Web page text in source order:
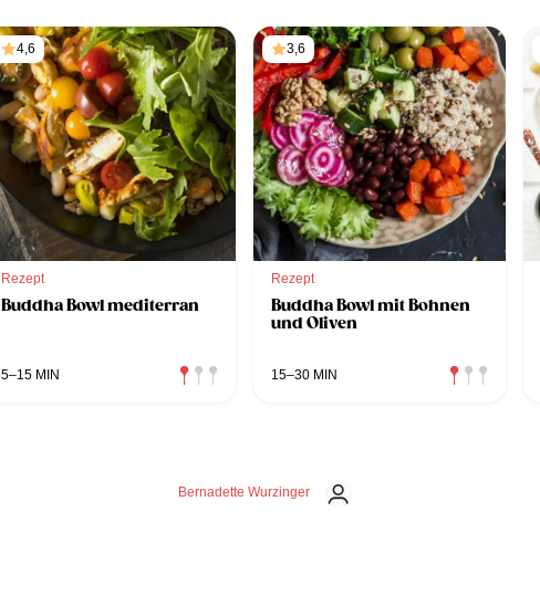
4,6
Rezept
Buddha Bowl mediterran
5–15 MIN
3,6
Rezept
Buddha Bowl mit Bohnen
und Oliven
15–30 MIN
Bernadette Wurzinger